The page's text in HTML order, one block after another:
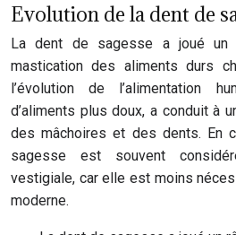
Evolution de la dent de
La dent de sagesse a joué un
mastication des aliments durs
l’évolution de l’alimentation
d’aliments plus doux, a conduit à
des mâchoires et des dents. En
sagesse est souvent
vestigiale, car elle est moins
moderne.